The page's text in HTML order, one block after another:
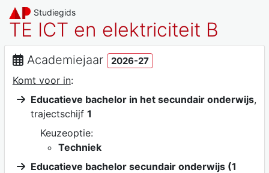
Studiegids
TE ICT en elektriciteit B
Academiejaar 2026-27
Komt voor in:
Educatieve bachelor in het secundair onderwijs,
trajectschijf 1
Keuzeoptie:
Techniek
Educatieve bachelor secundair onderwijs (1